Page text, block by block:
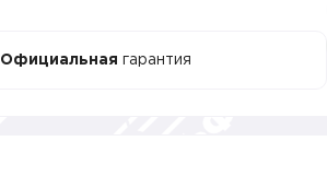
Официальная гарантия